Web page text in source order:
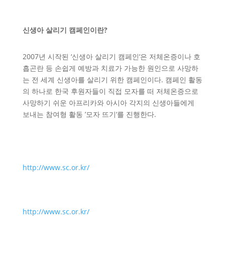
신생아 살리기 캠페인이란?
2007년 시작된 ‘신생아 살리기 캠페인‘은 저체온증이나 호
흡곤란 등 손쉽게 예방과 치료가 가능한 원인으로 사망하
는 전 세계 신생아를 살리기 위한 캠페인이다. 캠페인 활동
의 하나로 한국 후원자들이 직접 모자를 떠 저체온증으로
사망하기 쉬운 아프리카와 아시아 각지의 신생아들에게
보내는 참여형 활동 ’모자 뜨기‘를 진행한다.
http://www.sc.or.kr/
http://www.sc.or.kr/